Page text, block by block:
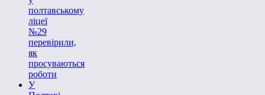
полтавському
ліцеї
№29
перевірили,
як
просуваються
роботи
У